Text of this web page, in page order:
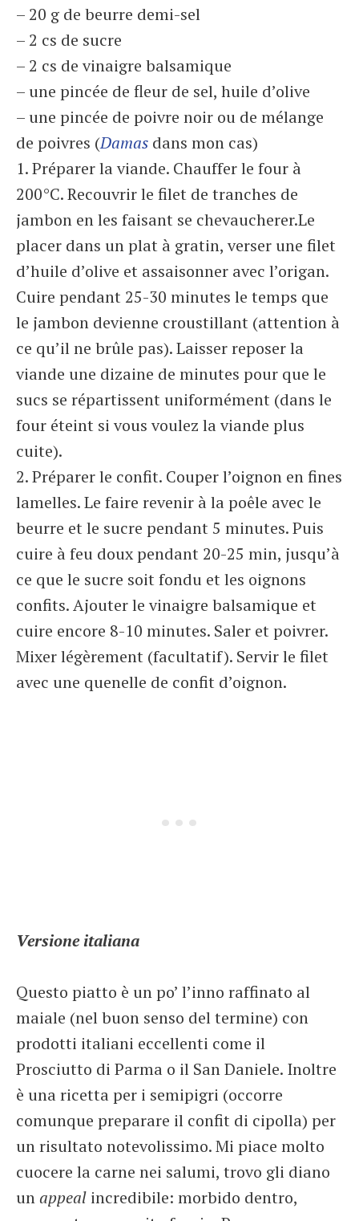
– 20 g de beurre demi-sel
– 2 cs de sucre
– 2 cs de vinaigre balsamique
– une pincée de fleur de sel, huile d’olive
– une pincée de poivre noir ou de mélange
de poivres (Damas dans mon cas)
1. Préparer la viande. Chauffer le four à
200°C. Recouvrir le filet de tranches de
jambon en les faisant se chevaucherer.Le
placer dans un plat à gratin, verser une filet
d’huile d’olive et assaisonner avec l’origan.
Cuire pendant 25-30 minutes le temps que
le jambon devienne croustillant (attention à
ce qu’il ne brûle pas). Laisser reposer la
viande une dizaine de minutes pour que le
sucs se répartissent uniformément (dans le
four éteint si vous voulez la viande plus
cuite).
2. Préparer le confit. Couper l’oignon en fines
lamelles. Le faire revenir à la poêle avec le
beurre et le sucre pendant 5 minutes. Puis
cuire à feu doux pendant 20-25 min, jusqu’à
ce que le sucre soit fondu et les oignons
confits. Ajouter le vinaigre balsamique et
cuire encore 8-10 minutes. Saler et poivrer.
Mixer légèrement (facultatif). Servir le filet
avec une quenelle de confit d’oignon.
Versione italiana
Questo piatto è un po’ l’inno raffinato al
maiale (nel buon senso del termine) con
prodotti italiani eccellenti come il
Prosciutto di Parma o il San Daniele. Inoltre
è una ricetta per i semipigri (occorre
comunque preparare il confit di cipolla) per
un risultato notevolissimo. Mi piace molto
cuocere la carne nei salumi, trovo gli diano
un appeal incredibile: morbido dentro,